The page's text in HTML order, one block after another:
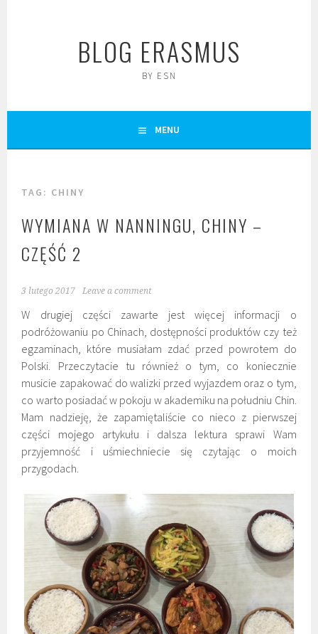
BLOG ERASMUS
BY ESN
MENU
TAG: CHINY
WYMIANA W NANNINGU, CHINY –
CZĘŚĆ 2
3 lutego 2017 Leave a comment
W drugiej części zawarte jest więcej informacji o
podróżowaniu po Chinach, dostępności produktów czy też
egzaminach, które musiałam zdać przed powrotem do
Polski. Przeczytacie tu również o tym, co koniecznie
musicie zapakować do walizki przed wyjazdem oraz o tym,
co warto posiadać w pokoju w akademiku na południu Chin.
Mam nadzieję, że zapamiętaliście co nieco z pierwszej
części mojego artykułu i dalsza lektura sprawi Wam
przyjemność i uśmiechniecie się czytając o moich
przygodach.